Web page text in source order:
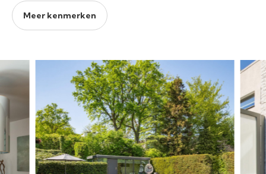
Meer kenmerken